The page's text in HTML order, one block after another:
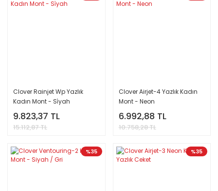
Clover Rainjet Wp Yazlık
Kadın Mont - Si̇yah
9.823,37 TL
15.112,87 TL
Clover Airjet-4 Yazlık Kadın
Mont - Neon
6.992,88 TL
10.758,28 TL
%35 %35